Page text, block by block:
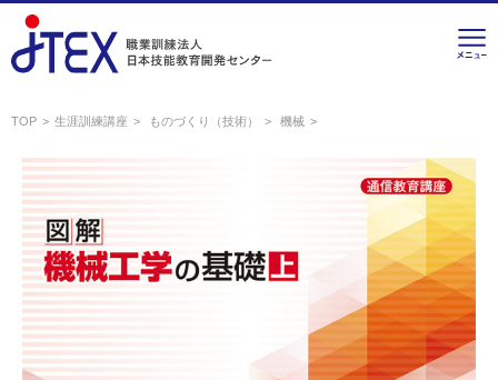
TOP 生涯訓練講座 ものづくり（技術） 機械